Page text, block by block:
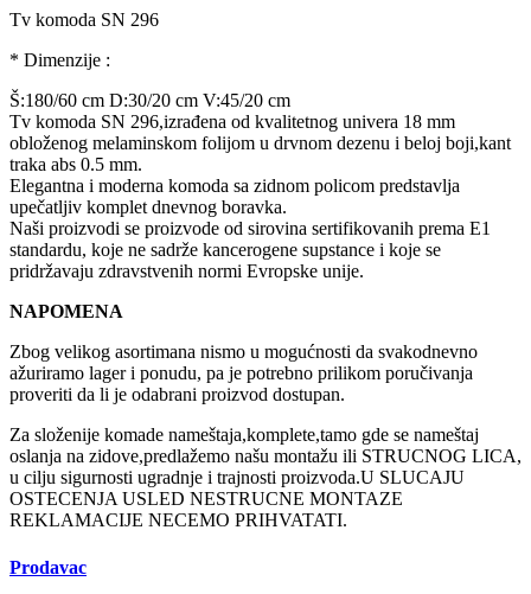
Tv komoda SN 296
* Dimenzije :
Š:180/60 cm D:30/20 cm V:45/20 cm
Tv komoda SN 296,izrađena od kvalitetnog univera 18 mm
obloženog melaminskom folijom u drvnom dezenu i beloj boji,kant
traka abs 0.5 mm.
Elegantna i moderna komoda sa zidnom policom predstavlja
upečatljiv komplet dnevnog boravka.
Naši proizvodi se proizvode od sirovina sertifikovanih prema E1
standardu, koje ne sadrže kancerogene supstance i koje se
pridržavaju zdravstvenih normi Evropske unije.
NAPOMENA
Zbog velikog asortimana nismo u mogućnosti da svakodnevno
ažuriramo lager i ponudu, pa je potrebno prilikom poručivanja
proveriti da li je odabrani proizvod dostupan.
Za složenije komade nameštaja,komplete,tamo gde se nameštaj
oslanja na zidove,predlažemo našu montažu ili STRUCNOG LICA,
u cilju sigurnosti ugradnje i trajnosti proizvoda.U SLUCAJU
OSTECENJA USLED NESTRUCNE MONTAZE
REKLAMACIJE NECEMO PRIHVATATI.
Prodavac